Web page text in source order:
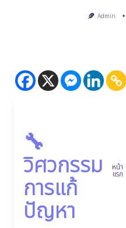
Admin
🔧
วิศวกรรม
การแก้
ปัญหา
หน้า
แรก